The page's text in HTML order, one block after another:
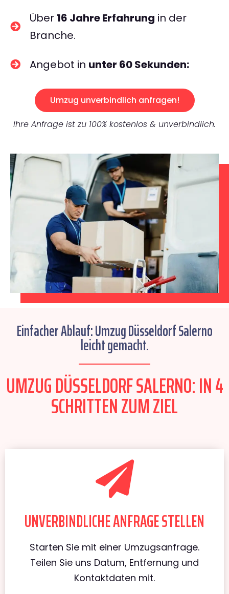
Über 16 Jahre Erfahrung in der
Branche.
Angebot in unter 60 Sekunden:
Umzug unverbindlich anfragen!
Ihre Anfrage ist zu 100% kostenlos & unverbindlich.
Einfacher Ablauf: Umzug Düsseldorf Salerno
leicht gemacht.
UMZUG DÜSSELDORF SALERNO: IN 4
SCHRITTEN ZUM ZIEL
UNVERBINDLICHE ANFRAGE STELLEN
Starten Sie mit einer Umzugsanfrage.
Teilen Sie uns Datum, Entfernung und
Kontaktdaten mit.